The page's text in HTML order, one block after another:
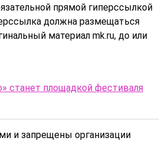
прямой гиперссылкой
должна размещаться
материал mk.ru, до или
станет площадкой фестиваля
и запрещены организации